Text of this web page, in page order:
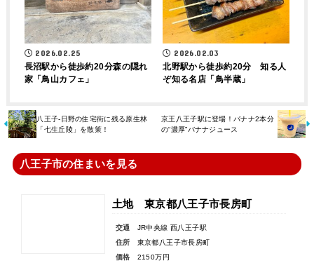
2026.02.25
長沼駅から徒歩約20分森の隠れ
家「鳥山カフェ」
2026.02.03
北野駅から徒歩約20分 知る人
ぞ知る名店「鳥半蔵」
八王子-日野の住宅街に残る原生林
「七生丘陵」を散策！
京王八王子駅に登場！バナナ2本分
の“濃厚”バナナジュース
八王子市の住まいを見る
土地 東京都八王子市長房町
交通
JR中央線 西八王子駅
住所
東京都八王子市長房町
価格
2150万円